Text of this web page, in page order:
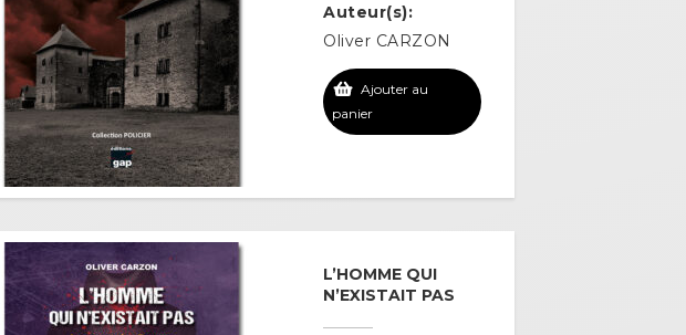
Auteur(s):
Oliver CARZON
Ajouter au
panier
L’HOMME QUI
N’EXISTAIT PAS